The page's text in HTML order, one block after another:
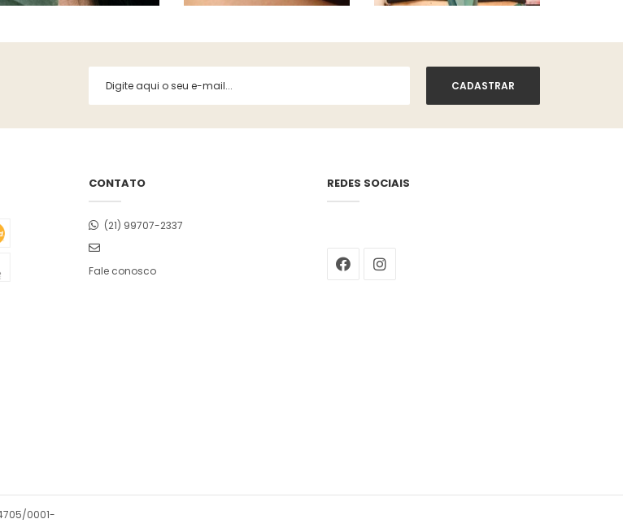
CONTATO
(21) 99707-2337
Fale conosco
REDES SOCIAIS
0001-